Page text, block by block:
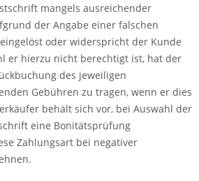
mangels ausreichender
der Angabe einer falschen
oder widerspricht der Kunde
er hierzu nicht berechtigt ist, hat der
des jeweiligen
Gebühren zu tragen, wenn er dies
behält sich vor, bei Auswahl der
eine Bonitätsprüfung
Zahlungsart bei negativer